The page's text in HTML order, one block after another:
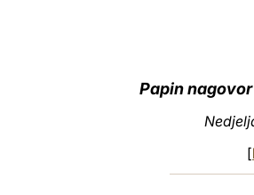
Papin
[